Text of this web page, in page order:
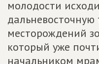
молодости
дальневосточную
месторождений
который уже
начальником